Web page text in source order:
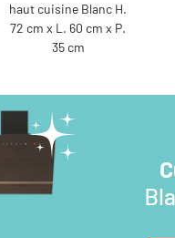
haut cuisine Blanc H.
72 cm x L. 60 cm x P.
35 cm